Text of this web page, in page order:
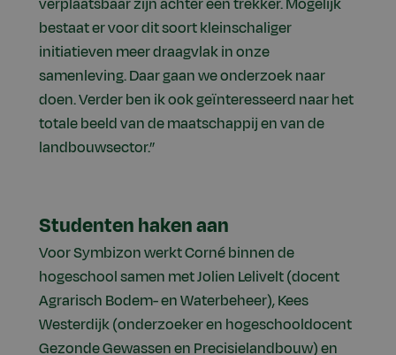
verplaatsbaar zijn achter een trekker. Mogelijk
bestaat er voor dit soort kleinschaliger
initiatieven meer draagvlak in onze
samenleving. Daar gaan we onderzoek naar
doen. Verder ben ik ook geïnteresseerd naar het
totale beeld van de maatschappij en van de
landbouwsector.”
Studenten haken aan
Voor Symbizon werkt Corné binnen de
hogeschool samen met Jolien Lelivelt (docent
Agrarisch Bodem- en Waterbeheer), Kees
Westerdijk (onderzoeker en hogeschooldocent
Gezonde Gewassen en Precisielandbouw) en